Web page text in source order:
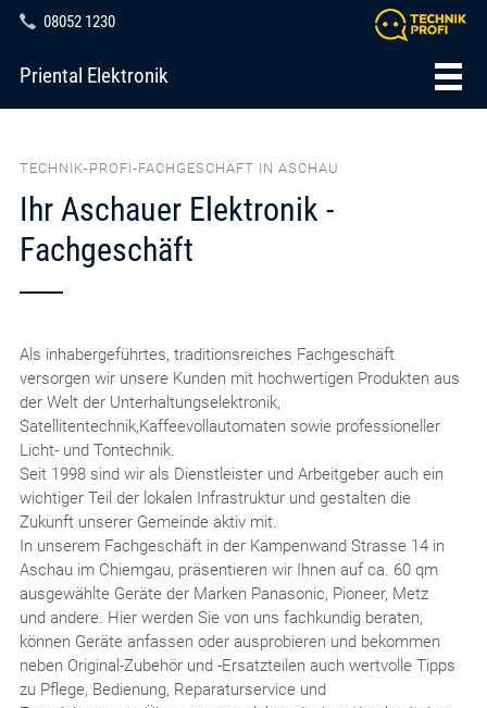
08052 1230
Priental Elektronik
TECHNIK-PROFI-FACHGESCHÄFT IN ASCHAU
Ihr Aschauer Elektronik -
Fachgeschäft
Als inhabergeführtes, traditionsreiches Fachgeschäft
versorgen wir unsere Kunden mit hochwertigen Produkten aus
der Welt der Unterhaltungselektronik,
Satellitentechnik,Kaffeevollautomaten sowie professioneller
Licht- und Tontechnik.
Seit 1998 sind wir als Dienstleister und Arbeitgeber auch ein
wichtiger Teil der lokalen Infrastruktur und gestalten die
Zukunft unserer Gemeinde aktiv mit.
In unserem Fachgeschäft in der Kampenwand Strasse 14 in
Aschau im Chiemgau, präsentieren wir Ihnen auf ca. 60 qm
ausgewählte Geräte der Marken Panasonic, Pioneer, Metz
und andere. Hier werden Sie von uns fachkundig beraten,
können Geräte anfassen oder ausprobieren und bekommen
neben Original-Zubehör und -Ersatzteilen auch wertvolle Tipps
zu Pflege, Bedienung, Reparaturservice und